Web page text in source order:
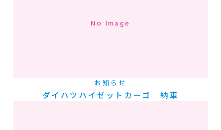
No Image
お知らせ
ダイハツハイゼットカーゴ 納車